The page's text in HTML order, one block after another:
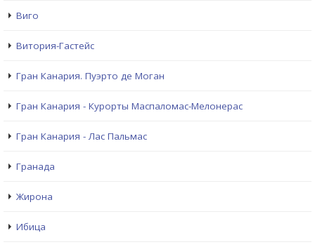
Виго
Витория-Гастейс
Гран Канария. Пуэрто де Моган
Гран Канария - Курорты Маспаломас-Мелонерас
Гран Канария - Лас Пальмас
Гранада
Жирона
Ибица